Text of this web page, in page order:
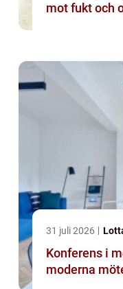
mot fukt och
31 juli 2026
Konferens i mora närhet,
moderna